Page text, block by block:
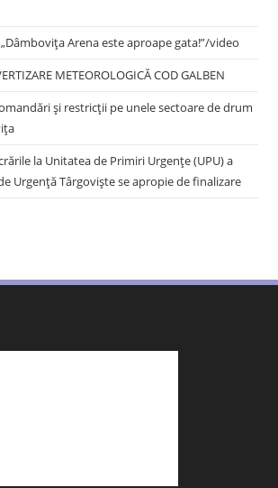
„Dâmbovița Arena este aproape gata!”/video
METEOROLOGICĂ COD GALBEN
și restricții pe unele sectoare de drum
la Unitatea de Primiri Urgențe (UPU) a
Urgență Târgoviște se apropie de finalizare